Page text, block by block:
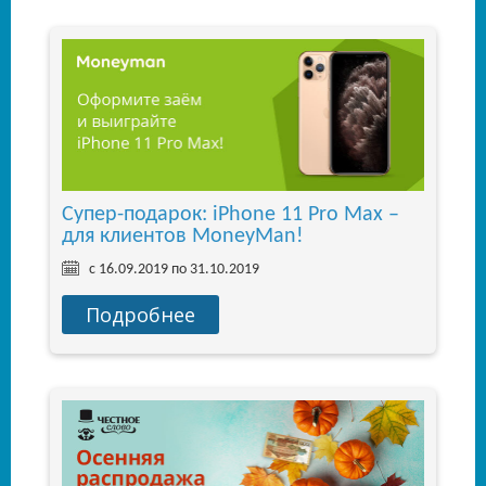
Супер-подарок: iPhone 11 Pro Max –
для клиентов MoneyMan!
с 16.09.2019 по 31.10.2019
Подробнее